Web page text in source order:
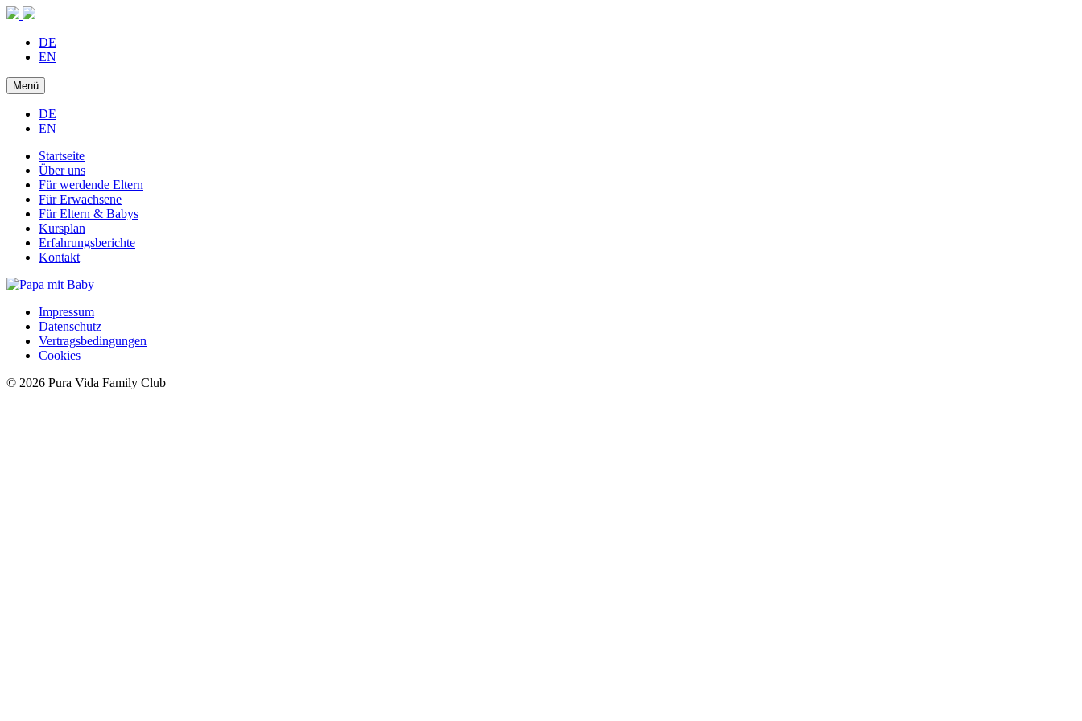
DE
EN
Menü
DE
EN
Startseite
Über uns
Für werdende Eltern
Für Erwachsene
Für Eltern & Babys
Kursplan
Erfahrungsberichte
Kontakt
Impressum
Datenschutz
Vertragsbedingungen
Cookies
© 2026 Pura Vida Family Club